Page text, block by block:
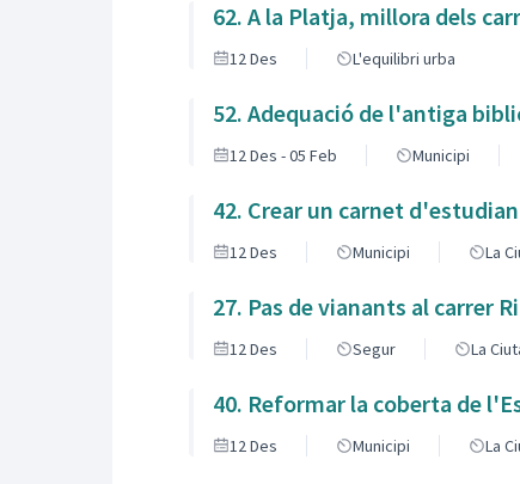
62. A la Platja, millora dels
12 Des L'equilibri urba
52. Adequació de l'antiga
12 Des - 05 Feb Municipi
42. Crear un carnet
12 Des Municipi La
27. Pas de vianants al carrer
12 Des Segur La
40. Reformar la coberta de
12 Des Municipi La